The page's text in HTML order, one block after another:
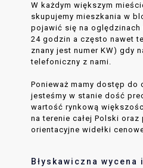
W każdym większym
skupujemy mieszkania w
pojawić się na oględzinach
24 godzin a często nawet
znany jest numer KW) gdy
telefoniczny z nami.
Ponieważ mamy dostęp do
jesteśmy w stanie dość
wartość rynkową
na terenie całej Polski
orientacyjne widełki
Błyskawiczna wycena